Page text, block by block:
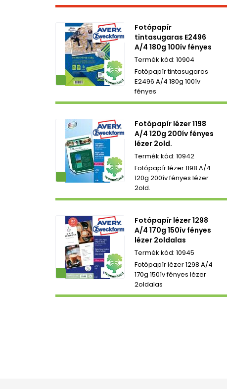
Fotópapír
tintasugaras E2496
A/4 180g 100ív fényes
10904
Fotópapír tintasugaras
E2496 A/4 180g 100ív
fényes
Fotópapír lézer 1198
A/4 120g 200ív fényes
lézer 2old.
10942
Fotópapír lézer 1198 A/4
120g 200ív fényes lézer
2old.
Fotópapír lézer 1298
A/4 170g 150ív fényes
lézer 2oldalas
10945
Fotópapír lézer 1298 A/4
170g 150ív fényes lézer
2oldalas